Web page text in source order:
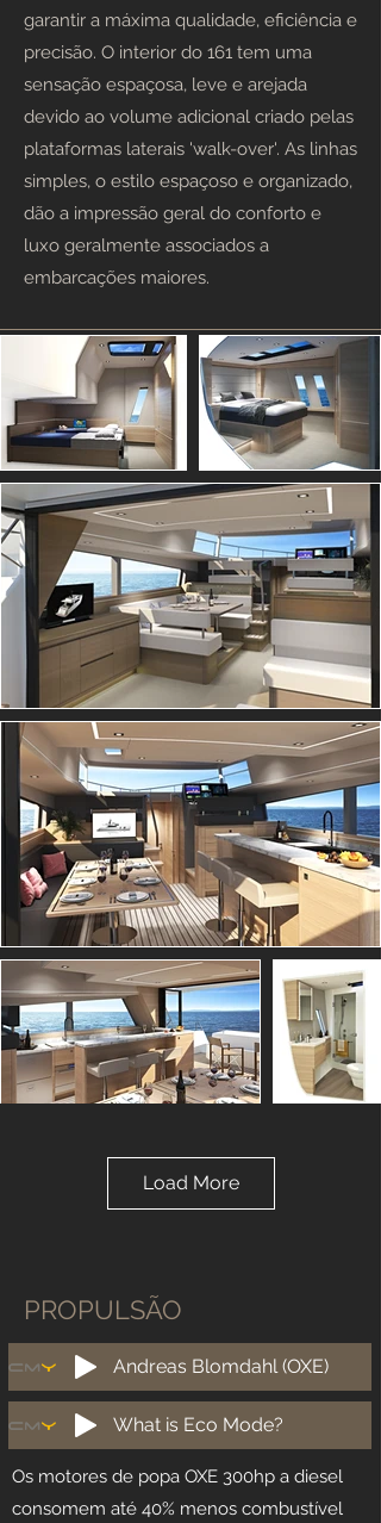
garantir a máxima qualidade, eficiência e
precisão. O interior do 161 tem uma
sensação espaçosa, leve e arejada
devido ao volume adicional criado pelas
plataformas laterais 'walk-over'. As linhas
simples, o estilo espaçoso e organizado,
dão a impressão geral do conforto e
luxo geralmente associados a
embarcações maiores.
Load More
PROPULSÃO
Andreas Blomdahl (OXE)
What is Eco Mode?
Os motores de popa OXE 300hp a diesel
consomem até 40% menos combustível